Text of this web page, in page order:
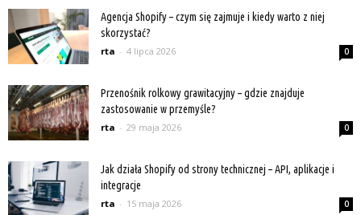
Agencja Shopify – czym się zajmuje i kiedy warto z niej
skorzystać?
rta - 4 lipca 2026 0
Przenośnik rolkowy grawitacyjny – gdzie znajduje
zastosowanie w przemyśle?
rta - 29 maja 2026 0
Jak działa Shopify od strony technicznej – API, aplikacje i
integracje
rta - 15 maja 2026 0